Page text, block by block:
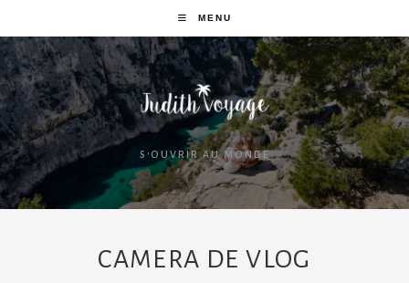
MENU
S'OUVRIR AU MONDE
CAMERA DE VLOG